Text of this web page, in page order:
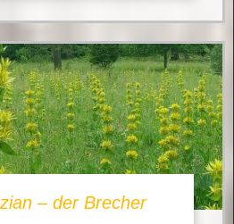
– der Brecher